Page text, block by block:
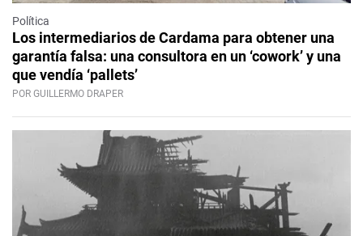
Política
Los intermediarios de Cardama para obtener una
garantía falsa: una consultora en un ‘cowork’ y una
que vendía ‘pallets’
POR GUILLERMO DRAPER